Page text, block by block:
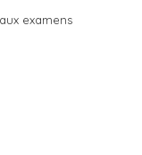
examens